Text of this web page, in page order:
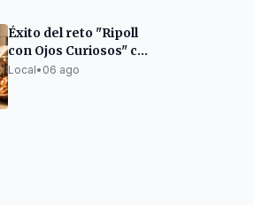
Éxito del reto "Ripoll
con Ojos Curiosos" con
cientos de
Local• 06 ago